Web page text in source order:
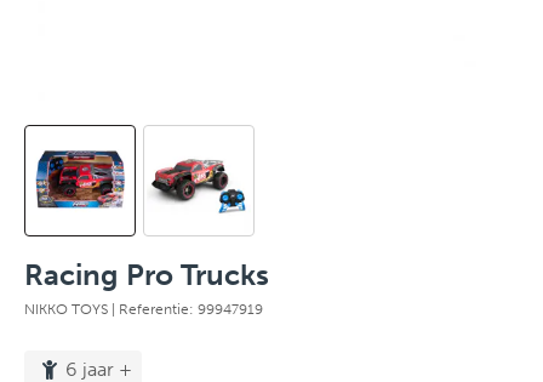
Racing Pro Trucks
NIKKO TOYS | Referentie: 99947919
6 jaar +